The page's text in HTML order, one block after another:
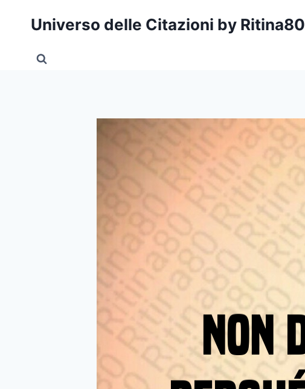
Universo delle Citazioni by Ritina80